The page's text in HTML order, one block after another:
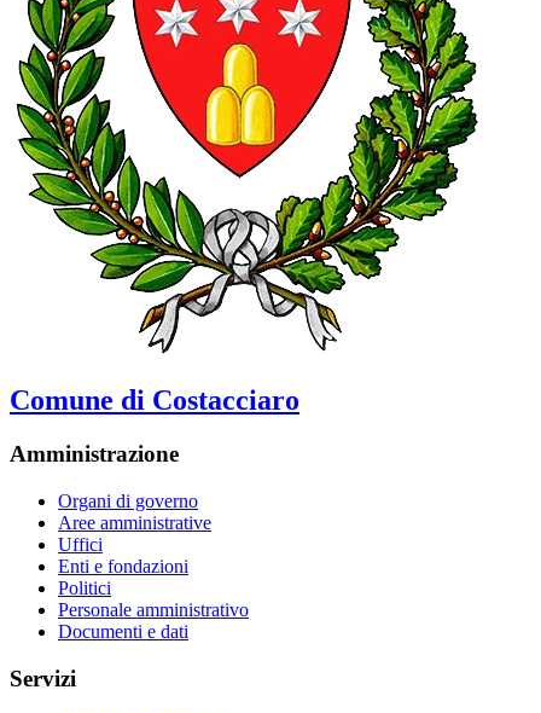
Comune di Costacciaro
Amministrazione
Organi di governo
Aree amministrative
Uffici
Enti e fondazioni
Politici
Personale amministrativo
Documenti e dati
Servizi